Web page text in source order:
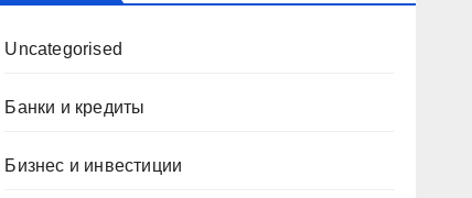
Uncategorised
Банки и кредиты
Бизнес и инвестиции